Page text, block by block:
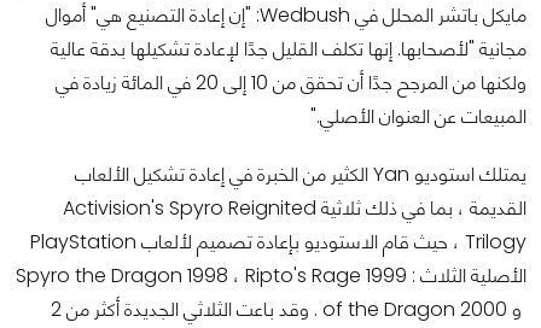
مايكل باتشر المحلل في Wedbush: "إن إعادة التصنيع هي" أموال
مجانية "لأصحابها. إنها تكلف القليل جدًا لإعادة تشكيلها بدقة عالية
ولكنها من المرجح جدًا أن تحقق من 10 إلى 20 في المائة زيادة في
المبيعات عن العنوان الأصلي."
يمتلك استوديو Yan الكثير من الخبرة في إعادة تشكيل الألعاب
القديمة ، بما في ذلك ثلاثية Activision's Spyro Reignited
Trilogy ، حيث قام الاستوديو بإعادة تصميم لألعاب PlayStation
الأصلية الثلاث : Spyro the Dragon 1998 ، Ripto's Rage 1999
و 2000 of the Dragon . وقد باعت الثلاثي الجديدة أكثر من 2